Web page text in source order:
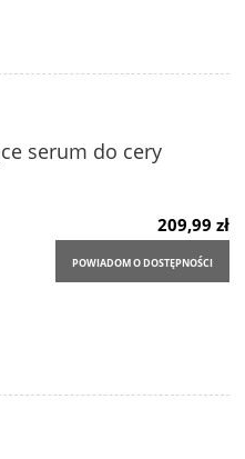
serum do cery
209,99 zł
POWIADOM O DOSTĘPNOŚCI